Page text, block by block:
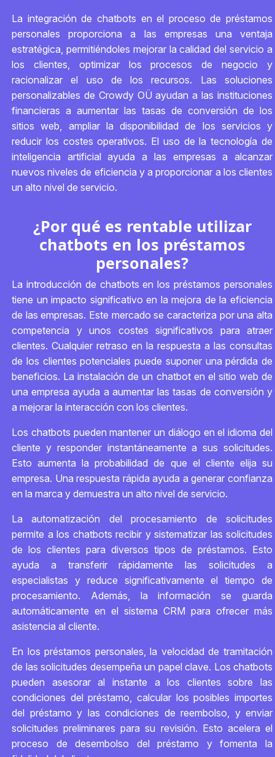
La integración de chatbots en el proceso de préstamos
personales proporciona a las empresas una ventaja
estratégica, permitiéndoles mejorar la calidad del servicio a
los clientes, optimizar los procesos de negocio y
racionalizar el uso de los recursos. Las soluciones
personalizables de Crowdy OÜ ayudan a las instituciones
financieras a aumentar las tasas de conversión de los
sitios web, ampliar la disponibilidad de los servicios y
reducir los costes operativos. El uso de la tecnología de
inteligencia artificial ayuda a las empresas a alcanzar
nuevos niveles de eficiencia y a proporcionar a los clientes
un alto nivel de servicio.
¿Por qué es rentable utilizar
chatbots en los préstamos
personales?
La introducción de chatbots en los préstamos personales
tiene un impacto significativo en la mejora de la eficiencia
de las empresas. Este mercado se caracteriza por una alta
competencia y unos costes significativos para atraer
clientes. Cualquier retraso en la respuesta a las consultas
de los clientes potenciales puede suponer una pérdida de
beneficios. La instalación de un chatbot en el sitio web de
una empresa ayuda a aumentar las tasas de conversión y
a mejorar la interacción con los clientes.
Los chatbots pueden mantener un diálogo en el idioma del
cliente y responder instantáneamente a sus solicitudes.
Esto aumenta la probabilidad de que el cliente elija su
empresa. Una respuesta rápida ayuda a generar confianza
en la marca y demuestra un alto nivel de servicio.
La automatización del procesamiento de solicitudes
permite a los chatbots recibir y sistematizar las solicitudes
de los clientes para diversos tipos de préstamos. Esto
ayuda a transferir rápidamente las solicitudes a
especialistas y reduce significativamente el tiempo de
procesamiento. Además, la información se guarda
automáticamente en el sistema CRM para ofrecer más
asistencia al cliente.
En los préstamos personales, la velocidad de tramitación
de las solicitudes desempeña un papel clave. Los chatbots
pueden asesorar al instante a los clientes sobre las
condiciones del préstamo, calcular los posibles importes
del préstamo y las condiciones de reembolso, y enviar
solicitudes preliminares para su revisión. Esto acelera el
proceso de desembolso del préstamo y fomenta la